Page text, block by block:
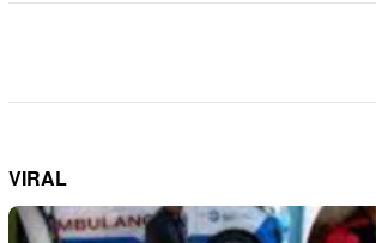
VIRAL